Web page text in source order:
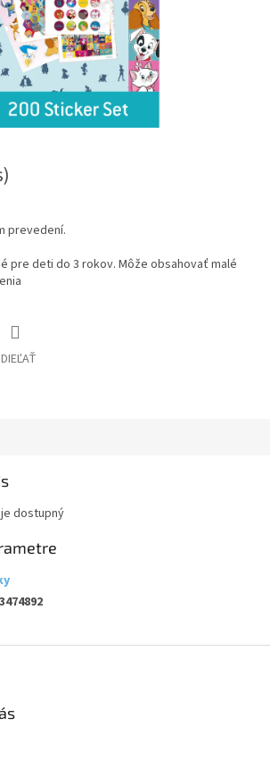
prevedení.
pre deti do 3 rokov. Môže obsahovať malé
dostupný